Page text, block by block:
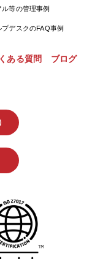
ル等の管理事例
プデスクのFAQ事例
ある質問
ブログ